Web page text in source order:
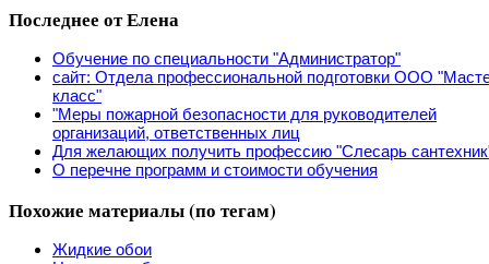
Последнее от Елена
Обучение по специальности "Администратор"
сайт: Отдела профессиональной подготовки ООО
класс"
"Меры пожарной безопасности для руководителей
организаций, ответственных лиц
Для желающих получить профессию "Слесарь
О перечне программ и стоимости обучения
Похожие материалы (по тегам)
Жидкие обои